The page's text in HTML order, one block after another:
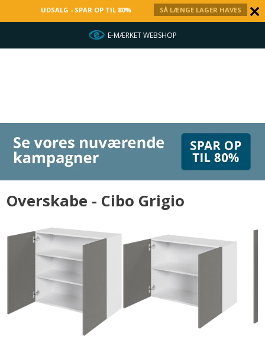
UDSALG - SPAR OP TIL 80% SÅ LÆNGE LAGER HAVES
HURTIG LEVERING
Overskabe - Cibo Grigio